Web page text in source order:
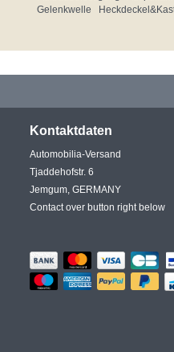
Gelenkwelle
Kontaktdaten
Automobilia-Versand
Tjaddehofstr. 6
Jemgum, GERMANY
Contact over button right below